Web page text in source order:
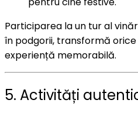
Participarea la un tur al
în podgorii, transformă
experiență memorabilă.
5. Activități